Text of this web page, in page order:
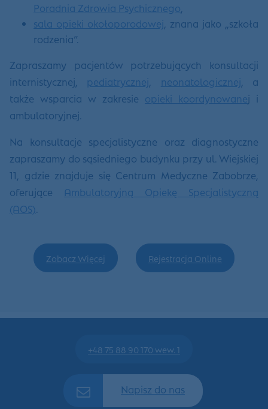
Poradnia Zdrowia Psychicznego
sala opieki okołoporodowej , znana jako „szkoła
rodzenia”.
Zapraszamy pacjentów potrzebujących konsultacji
internistycznej, pediatrycznej neonatologicznej , a
także wsparcia w zakresie opieki koordynowanej i
ambulatoryjnej.
Na konsultacje specjalistyczne oraz diagnostyczne
zapraszamy do sąsiedniego budynku przy ul. Wiejskiej
11, gdzie znajduje się Centrum Medyczne Zabobrze,
oferujące Ambulatoryjną Opiekę Specjalistyczną
(AOS).
Zobacz Więcej Rejestracja Online
+48 75 88 90 170 wew. 1
Napisz do nas